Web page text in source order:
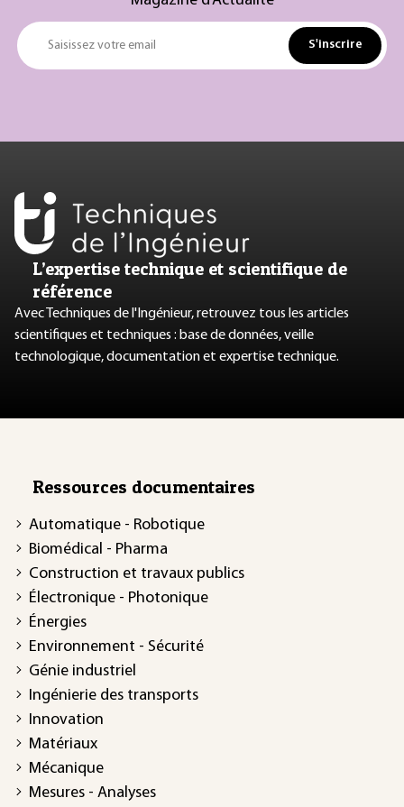
Saisissez votre email S'inscrire
L’expertise technique et scientifique de
référence
Avec Techniques de l'Ingénieur, retrouvez tous les articles
scientifiques et techniques : base de données, veille
technologique, documentation et expertise technique.
Ressources documentaires
Automatique - Robotique
Biomédical - Pharma
Construction et travaux publics
Électronique - Photonique
Énergies
Environnement - Sécurité
Génie industriel
Ingénierie des transports
Innovation
Matériaux
Mécanique
Mesures - Analyses